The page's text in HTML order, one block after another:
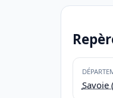
Savoie